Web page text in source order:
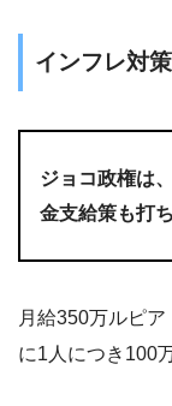
インフレ対
ジョコ政権は
金支給策も打
月給350万ルピ
に1人につき100